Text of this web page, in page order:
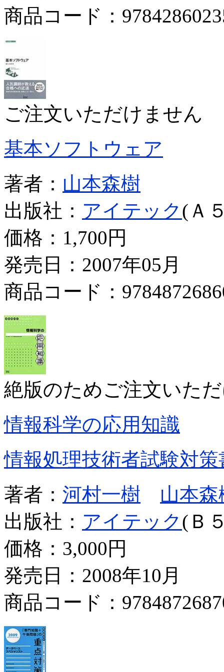
商品コード：
ご注文いただけません
基本ソフトウェア
著者： 山本森樹
出版社： アイテック(Ａ
価格： 1,700円
発売日：2007年05月
商品コード：
絶版のためご注文いた
情報科学の応用知識
情報処理技術者試験対策
著者： 河村一樹
山本森
出版社： アイテック(Ｂ
価格： 3,000円
発売日：2008年10月
商品コード：